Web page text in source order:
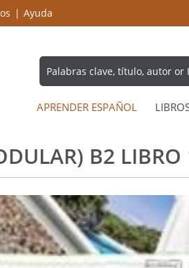
Ayuda
APRENDER ESPAÑOL
B2